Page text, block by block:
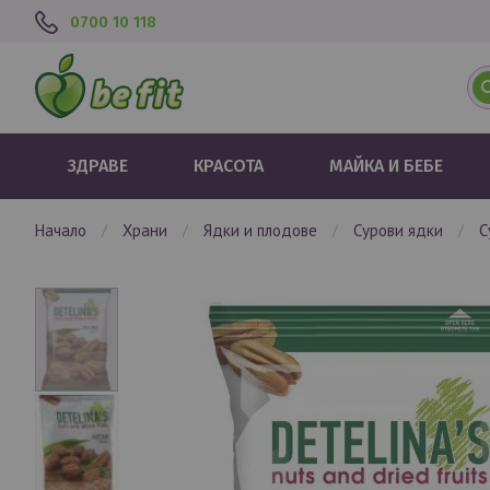
0700 10 118
ЗДРАВЕ КРАСОТА МАЙКА И БЕБЕ
начало храни ядки и плодове сурови ядки
Преминете
към
края
галерията
на
изображенията